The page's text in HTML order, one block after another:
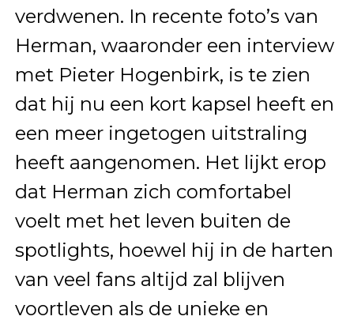
verdwenen. In recente foto’s van
Herman, waaronder een interview
met Pieter Hogenbirk, is te zien
dat hij nu een kort kapsel heeft en
een meer ingetogen uitstraling
heeft aangenomen. Het lijkt erop
dat Herman zich comfortabel
voelt met het leven buiten de
spotlights, hoewel hij in de harten
van veel fans altijd zal blijven
voortleven als de unieke en